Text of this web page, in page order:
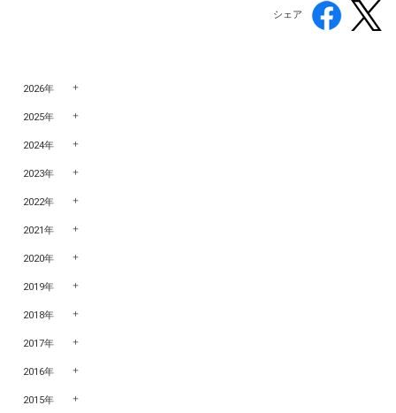
シェア
2026年
2025年
2024年
2023年
2022年
2021年
2020年
2019年
2018年
2017年
2016年
2015年